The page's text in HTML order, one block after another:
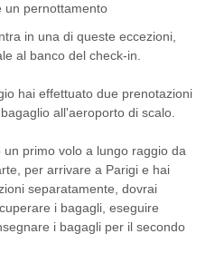
un pernottamento
in una di queste eccezioni,
al banco del check-in.
hai effettuato due prenotazioni
all'aeroporto di scalo.
primo volo a lungo raggio da
per arrivare a Parigi e hai
separatamente, dovrai
i bagagli, eseguire
i bagagli per il secondo